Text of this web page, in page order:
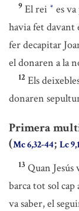
9 El rei * es
havia fet davant
fer decapitar
el donaren a la
12 Els
donaren
Primera
(Mc 6,32-44; Lc
13 Quan
barca tot sol
va saber, el